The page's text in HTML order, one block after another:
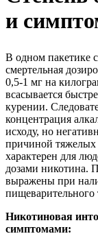
и
В одном пакетике
смертельная
0,5-1 мг на
всасывается
курении.
концентрация
исходу, но
причиной тяжелых
характерен для
дозами никотина.
выражены при
Никотиновая
симптомами: